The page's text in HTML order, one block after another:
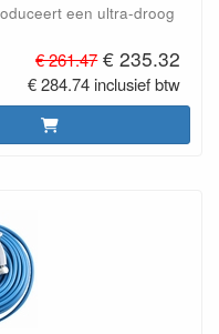
een ultra-droog
€ 261.47 € 235.32
€ 284.74 inclusief btw